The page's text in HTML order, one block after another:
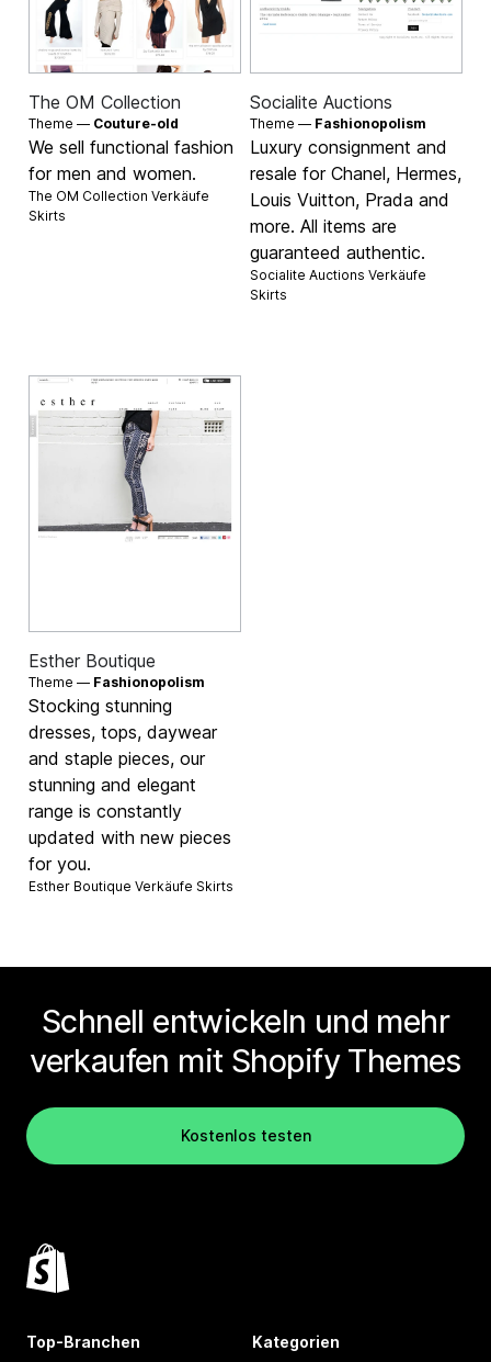
The OM Collection
Theme — Couture-old
We sell functional fashion
for men and women.
The OM Collection Verkäufe
Skirts
Socialite Auctions
Theme — Fashionopolism
Luxury consignment and
resale for Chanel, Hermes,
Louis Vuitton, Prada and
more. All items are
guaranteed authentic.
Socialite Auctions Verkäufe
Skirts
Esther Boutique
Theme — Fashionopolism
Stocking stunning
dresses, tops, daywear
and staple pieces, our
stunning and elegant
range is constantly
updated with new pieces
for you.
Esther Boutique Verkäufe Skirts
Schnell entwickeln und mehr
verkaufen mit Shopify Themes
Kostenlos testen
Top-Branchen
Kategorien